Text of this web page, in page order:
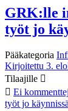
GRK:lle
työt jo
Pääkategoria
Kirjoitettu 3.
Tilaajille
Ei
työt jo käynnissä